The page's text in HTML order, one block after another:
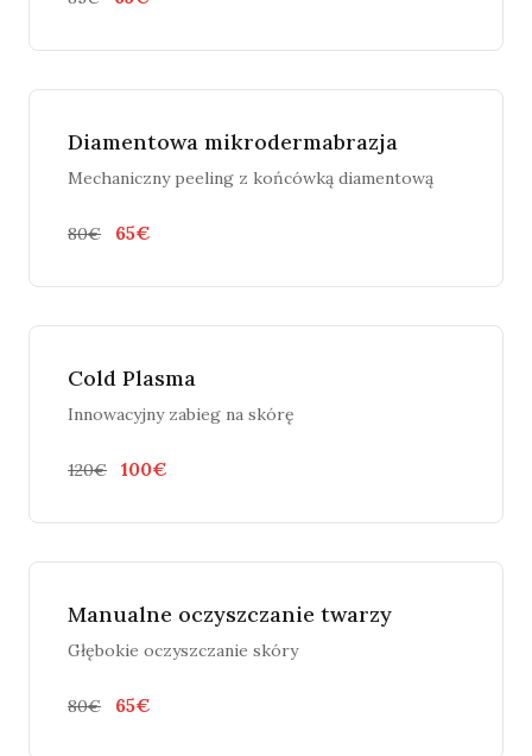
Diamentowa mikrodermabrazja
Mechaniczny peeling z końcówką diamentową
80€ 65€
Cold Plasma
Innowacyjny zabieg na skórę
120€ 100€
Manualne oczyszczanie twarzy
Głębokie oczyszczanie skóry
80€ 65€